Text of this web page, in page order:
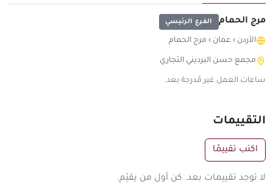
مرج الحمام الفرع الرئيسي
الأردن › عمان › مرج الحمام
مجمع حسن البرديني التجاري
ساعات العمل غير مُدرجة بعد.
التقييمات
اكتب تقييمًا
لا توجد تقييمات بعد. كن أول من يقيّم.